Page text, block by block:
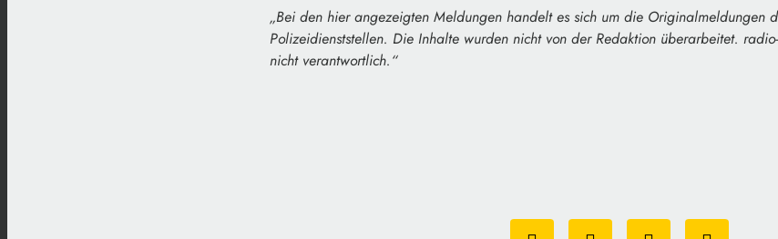
„Bei den hier angezeigten Meldungen handelt es sich um die Originalmeldungen
Polizeidienststellen. Die Inhalte wurden nicht von der Redaktion überarbeitet.
nicht verantwortlich.“